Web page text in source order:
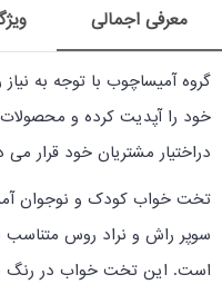
معرفی اجمالی
گروه آمیساچوب با توجه به
خود را آپدیت کرده و
دراختیار مشتریان خود قرار
تخت خواب کودک و نوجوان
سوپر راش و نراد روس متناسب
است. این تخت خواب در رنگ